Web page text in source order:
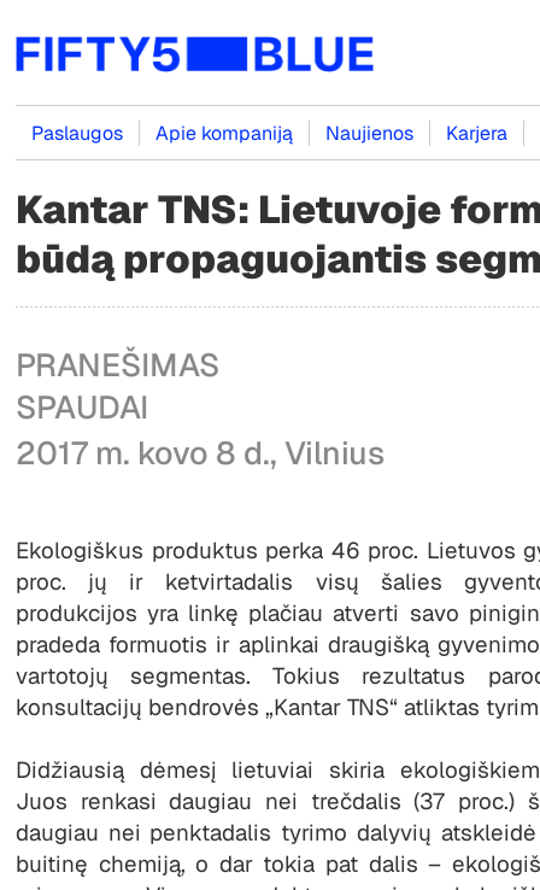
Paslaugos Apie kompaniją Naujienos Karjera
Kantar TNS: Lietuvoje
būdą propaguojantis
PRANEŠIMAS
2017 m. kovo 8 d., Vilnius
Ekologiškus produktus perka 46 proc. Lietuvos
proc. jų ir ketvirtadalis visų šalies
produkcijos yra linkę plačiau atverti savo
pradeda formuotis ir aplinkai draugišką
vartotojų segmentas. Tokius rezultatus
konsultacijų bendrovės „Kantar TNS“ atliktas
Didžiausią dėmesį lietuviai skiria
Juos renkasi daugiau nei trečdalis (37 proc.)
daugiau nei penktadalis tyrimo dalyvių
buitinę chemiją, o dar tokia pat dalis –